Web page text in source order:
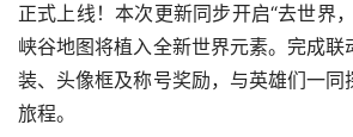
正式上线！本次更新同步开启“去世界
峡谷地图将植入全新世界元素。完成
装、头像框及称号奖励，与英雄们一同
旅程。